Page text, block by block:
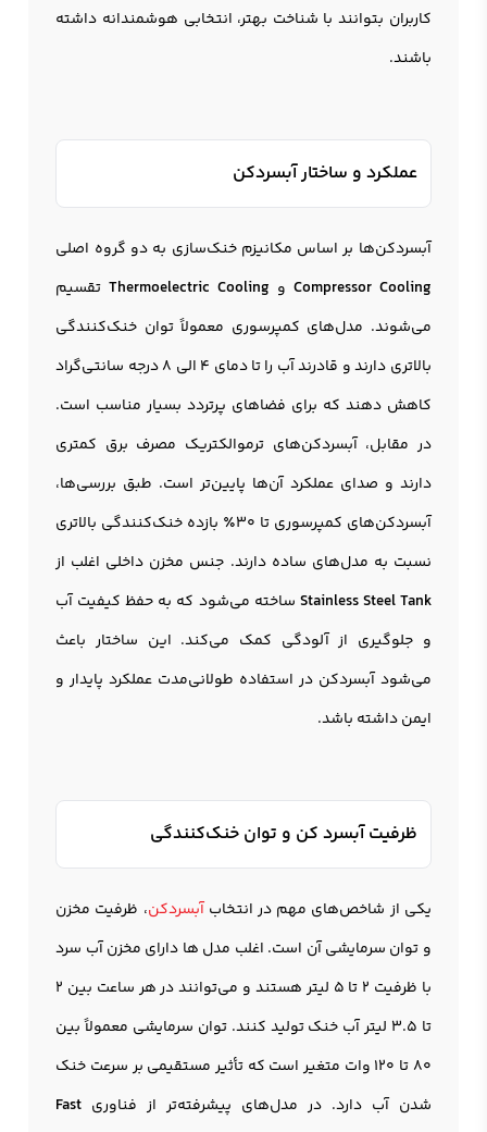
کاربران بتوانند با شناخت بهتر، انتخابی هوشمندانه داشته
باشند.
عملکرد و ساختار آبسردکن
آبسردکن‌ها بر اساس مکانیزم خنک‌سازی به دو گروه اصلی
Compressor Cooling و Thermoelectric Coolingتقسیم
می‌شوند. مدل‌های کمپرسوری معمولاً توان خنک‌کنندگی
بالاتری دارند و قادرند آب را تا دمای ۴ الی ۸ درجه سانتی‌گراد
کاهش دهند که برای فضاهای پرتردد بسیار مناسب است.
در مقابل، آبسردکن‌های ترموالکتریک مصرف برق کمتری
دارند و صدای عملکرد آن‌ها پایین‌تر است. طبق بررسی‌ها،
آبسردکن‌های کمپرسوری تا ۳۰٪ بازده خنک‌کنندگی بالاتری
نسبت به مدل‌های ساده دارند. جنس مخزن داخلی اغلب از
Stainless Steel Tank ساخته می‌شود که به حفظ کیفیت آب
و جلوگیری از آلودگی کمک می‌کند. این ساختار باعث
می‌شود آبسردکن در استفاده طولانی‌مدت عملکرد پایدار و
ایمن داشته باشد.
ظرفیت آبسرد کن و توان خنک‌کنندگی
یکی از شاخص‌های مهم در انتخابآبسردکن، ظرفیت مخزن
و توان سرمایشی آن است. اغلب مدل ها دارای مخزن آب سرد
با ظرفیت ۲ تا ۵ لیتر هستند و می‌توانند در هر ساعت بین ۲
تا ۳.۵ لیتر آب خنک تولید کنند. توان سرمایشی معمولاً بین
۸۰ تا ۱۲۰ وات متغیر است که تأثیر مستقیمی بر سرعت خنک
شدن آب دارد. در مدل‌های پیشرفته‌تر از فناوری Fast